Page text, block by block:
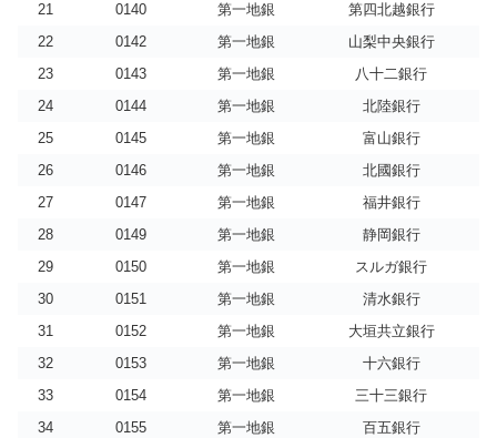
21
0140 第一地銀
第四北越銀行
22
0142 第一地銀
山梨中央銀行
23
0143 第一地銀
八十二銀行
24
0144 第一地銀
北陸銀行
25
0145 第一地銀
富山銀行
26
0146 第一地銀
北國銀行
27
0147 第一地銀
福井銀行
28
0149 第一地銀
静岡銀行
29
0150 第一地銀
スルガ銀行
30
0151 第一地銀
清水銀行
31
0152 第一地銀
大垣共立銀行
32
0153 第一地銀
十六銀行
33
0154 第一地銀
三十三銀行
34
0155 第一地銀
百五銀行